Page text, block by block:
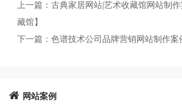
上一篇： 古典家居网站|艺术收藏馆网站制
藏馆】
下一篇： 色谱技术公司品牌营销网站制作案
网站案例